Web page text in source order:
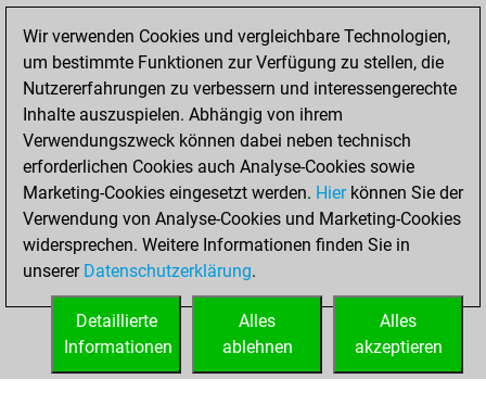
You scored
+112 =2 -65 in blitz
Freitag,
September 2,
2022
You played 1
slow games
Play
You scored +0
=0 -1 in slow games
Wir verwenden Cookies und vergleichbare Technologien,
um bestimmte Funktionen zur Verfügung zu stellen, die
Nutzererfahrungen zu verbessern und interessengerechte
Inhalte auszuspielen. Abhängig von ihrem
Verwendungszweck können dabei neben technisch
erforderlichen Cookies auch Analyse-Cookies sowie
Marketing-Cookies eingesetzt werden. Hierkönnen Sie der
Verwendung von Analyse-Cookies und Marketing-Cookies
widersprechen. Weitere Informationen finden Sie in
unserer Datenschutzerklärung.
Alles
akzeptieren
Alles
ablehnen
Detaillierte
Informationen